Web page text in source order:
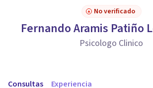
No verificado
Fernando Aramis Patiño
Psicologo Clinico
Consultas Experiencia